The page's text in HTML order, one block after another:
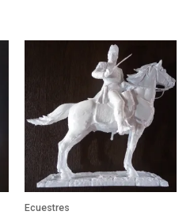
Ecuestres